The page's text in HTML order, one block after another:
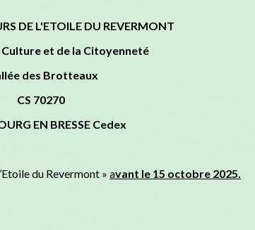
DE L'ETOILE DU REVERMONT
Culture et de la Citoyenneté
des Brotteaux
CS 70270
EN BRESSE Cedex
du Revermont » avant le 15 octobre 2025.